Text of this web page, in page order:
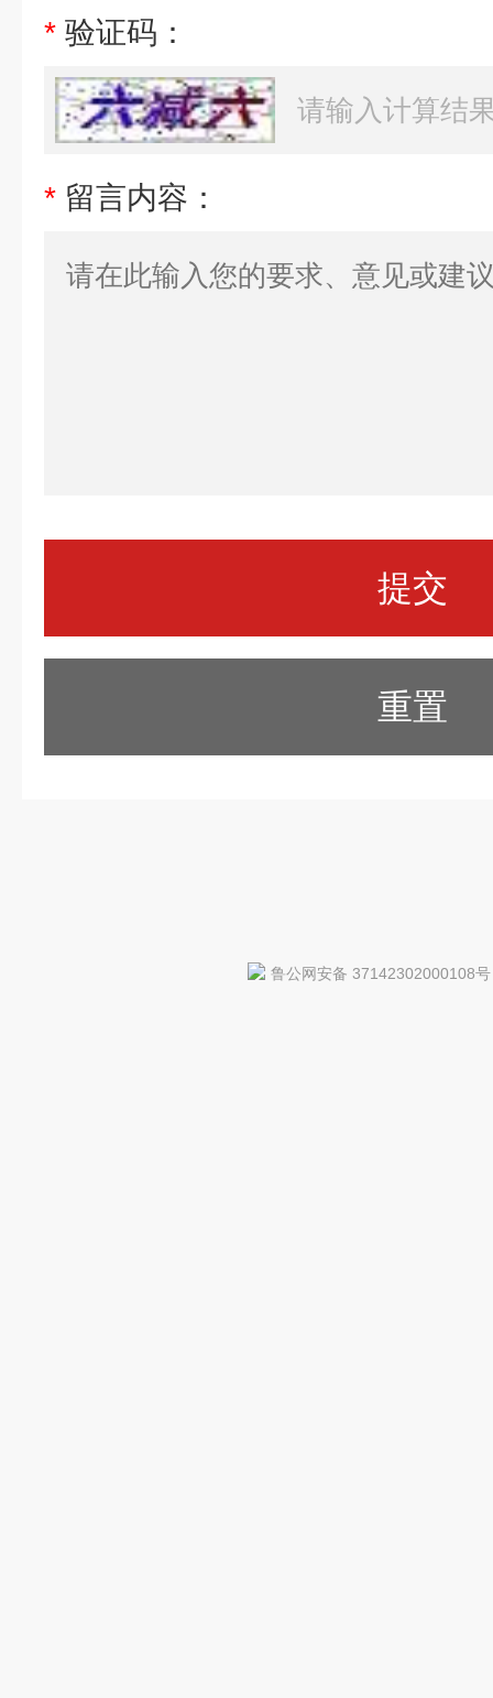
* 验证码：
* 留言内容：
重置
鲁公网安备 37142302000108号